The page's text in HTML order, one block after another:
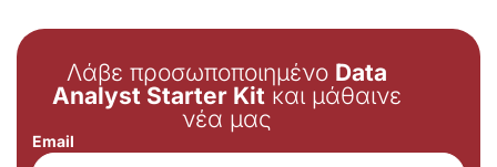
Λάβε προσωποποιημένο Data
Analyst Starter Kit και μάθαινε
νέα μας
Email